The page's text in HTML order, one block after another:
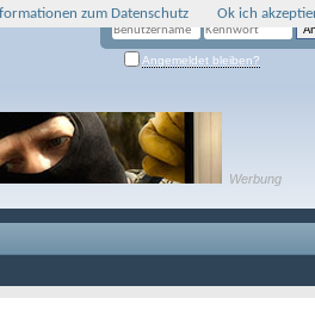
Angemeldet bleiben?
Werbung
zum Datenschutz Ok ich